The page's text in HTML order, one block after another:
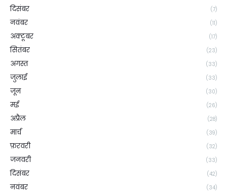
दिसंबर
(7)
नवंबर (11)
अक्टूबर (17)
सितंबर (23)
अगस्त (33)
जुलाई (33)
जून (30)
मई (26)
अप्रैल (28)
मार्च (39)
फ़रवरी (32)
जनवरी (33)
दिसंबर (42)
नवंबर (34)